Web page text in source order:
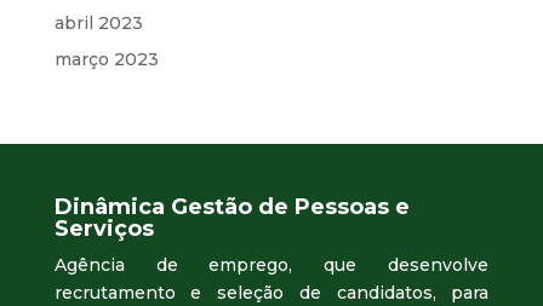
abril 2023
março 2023
Dinâmica Gestão de Pessoas e
Serviços
Agência de emprego, que desenvolve
recrutamento e seleção de candidatos, para